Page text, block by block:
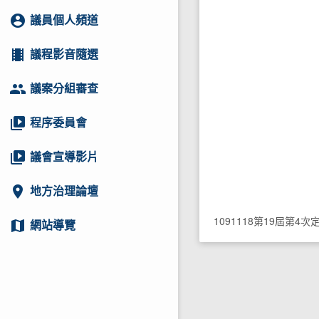
account_circle 議員個人頻道
local_movies 議程影音隨選
group 議案分組審查
video_library 程序委員會
video_library 議會宣導影片
location_on 地方治理論壇
map 網站導覽 1091118第19屆第4次